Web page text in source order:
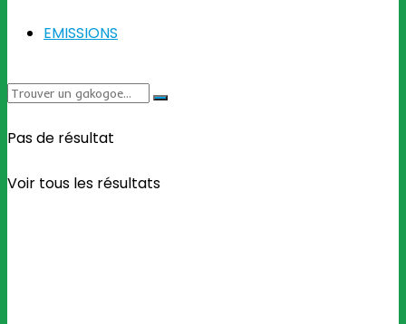
EMISSIONS
Pas de résultat
Voir tous les résultats